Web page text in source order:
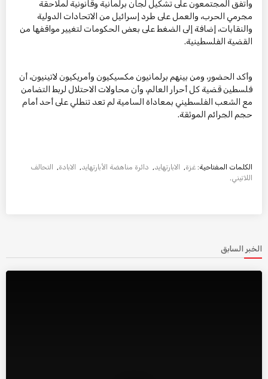
واتفق المجتمعون على تشكيل لجان برلمانية وقانونية لملاحقة
مجرمي الحرب، والعمل على طرد إسرائيل من الاتحادات الدولية
والنقابات، إضافة إلى الضغط على بعض الحكومات لتغيير مواقفها من
القضية الفلسطينية.
وأكد الحضور، ومن بينهم برلمانيون مكسيكيون وأمريكيون لاتينيون، أن
فلسطين قضية كل أحرار العالم، وأن محاولات الاحتلال لربط التضامن
مع الشعب الفلسطيني بمعاداة السامية لم تعد تنطلي على أحد أمام
حجم الجرائم الموثقة.
الكلمات المفتاحية: غزة, الابارتهايد, دائرة مناهضة الأبارتهايد, الابادة,
التحالف
اللاتيني.
الخبر السابق